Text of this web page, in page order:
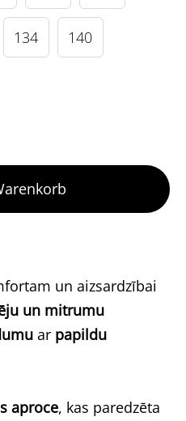
134 140
un aizsardzībai
un mitrumu
ar papildu
aproce, kas paredzēta